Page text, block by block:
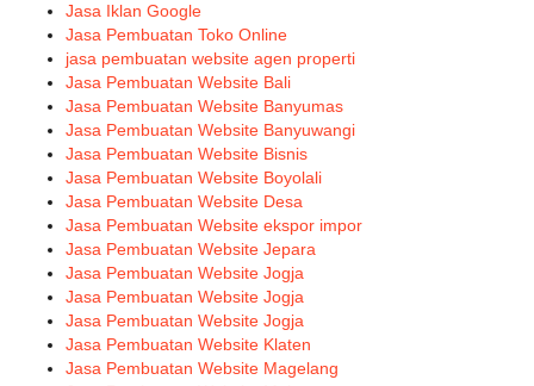
Jasa Iklan Google
Jasa Pembuatan Toko Online
jasa pembuatan website agen properti
Jasa Pembuatan Website Bali
Jasa Pembuatan Website Banyumas
Jasa Pembuatan Website Banyuwangi
Jasa Pembuatan Website Bisnis
Jasa Pembuatan Website Boyolali
Jasa Pembuatan Website Desa
Jasa Pembuatan Website ekspor impor
Jasa Pembuatan Website Jepara
Jasa Pembuatan Website Jogja
Jasa Pembuatan Website Jogja
Jasa Pembuatan Website Jogja
Jasa Pembuatan Website Klaten
Jasa Pembuatan Website Magelang